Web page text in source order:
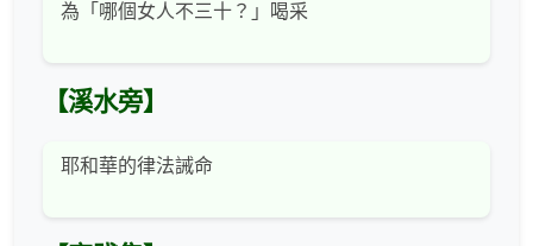
為「哪個女人不三十？」喝采
【溪水旁】
耶和華的律法誡命